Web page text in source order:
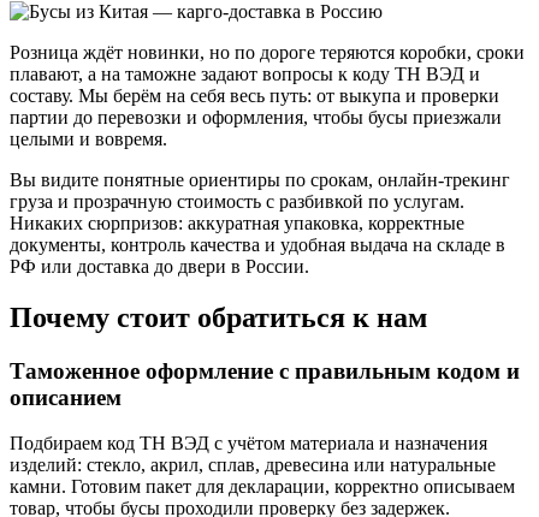
Розница ждёт новинки, но по дороге теряются коробки, сроки
плавают, а на таможне задают вопросы к коду ТН ВЭД и
составу. Мы берём на себя весь путь: от выкупа и проверки
партии до перевозки и оформления, чтобы бусы приезжали
целыми и вовремя.
Вы видите понятные ориентиры по срокам, онлайн-трекинг
груза и прозрачную стоимость с разбивкой по услугам.
Никаких сюрпризов: аккуратная упаковка, корректные
документы, контроль качества и удобная выдача на складе в
РФ или доставка до двери в России.
Почему стоит обратиться к нам
Таможенное оформление с правильным кодом и
описанием
Подбираем код ТН ВЭД с учётом материала и назначения
изделий: стекло, акрил, сплав, древесина или натуральные
камни. Готовим пакет для декларации, корректно описываем
товар, чтобы бусы проходили проверку без задержек.